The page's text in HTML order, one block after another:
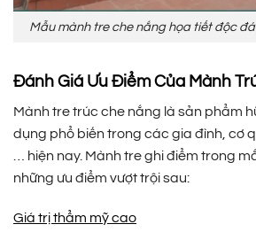
Mẫu mành tre che nắng họa tiết độc
Đánh Giá Ưu Điểm Của Mành
Mành tre trúc che nắng là sản phẩm
dụng phổ biến trong các gia đình, cơ
… hiện nay. Mành tre ghi điểm trong
những ưu điểm vượt trội sau:
Giá trị thẩm mỹ cao